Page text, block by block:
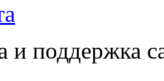
и поддержка